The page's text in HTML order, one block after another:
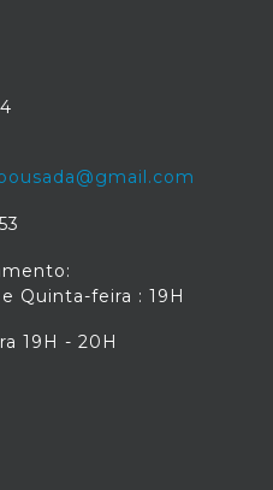
Quinta-feira : 19H
19H - 20H